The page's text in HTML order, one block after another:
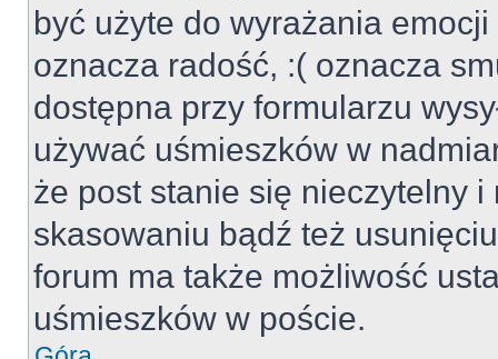
być użyte do wyrażania
oznacza radość, :( oznacza
dostępna przy formularzu
używać uśmieszków w
że post stanie się nieczytelny
skasowaniu bądź też
forum ma także możliwość
uśmieszków w poście.